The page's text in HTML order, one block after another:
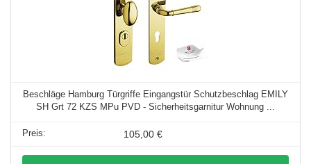
Beschläge Hamburg Türgriffe Eingangstür Schutzbeschlag EMILY
SH Grt 72 KZS MPu PVD - Sicherheitsgarnitur Wohnung ...
105,00 €